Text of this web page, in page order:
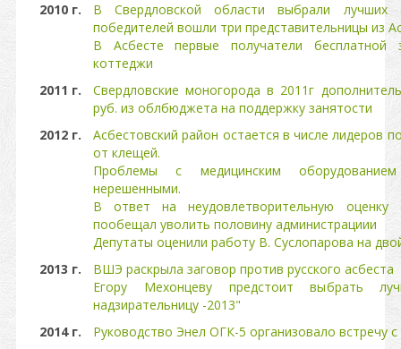
2010 г.
В Свердловской области выбрали лучших
победителей вошли три представительницы из
В Асбесте первые получатели бесплатной
коттеджи
2011 г.
Свердловские моногорода в 2011г
руб. из облбюджета на поддержку занятости
2012 г.
Асбестовский район остается в числе лидеров
от клещей.
Проблемы с медицинским
нерешенными.
В ответ на неудовлетворительную оценку
пообещал уволить половину администрациии
Депутаты оценили работу В. Суслопарова на
2013 г.
ВШЭ раскрыла заговор против русского асбеста
Егору Мехонцеву предстоит выбрать
надзирательницу -2013"
2014 г.
Руководство Энел ОГК-5 организовало встречу